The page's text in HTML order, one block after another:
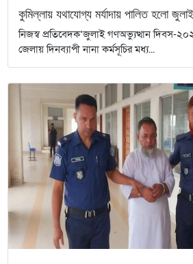
কুমিল্লায় যথাযোগ্য মর্যাদায় পালিত হলো
নিজস্ব প্রতিবেদক‘জুলাই গণঅভ্যুত্থান দিবস-
জেলায় দিনব্যাপী নানা কর্মসূচির মধ্য...